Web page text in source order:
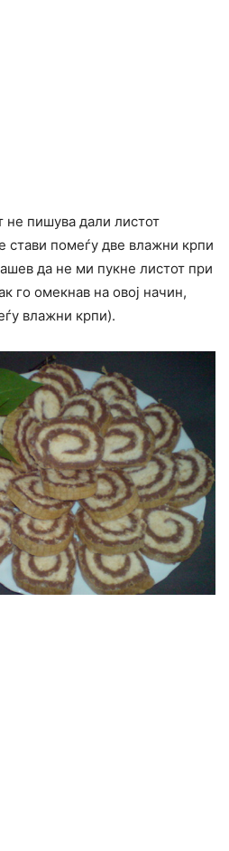
не пишува дали листот
стави помеѓу две влажни крпи
да не ми пукне листот при
го омекнав на овој начин,
влажни крпи).